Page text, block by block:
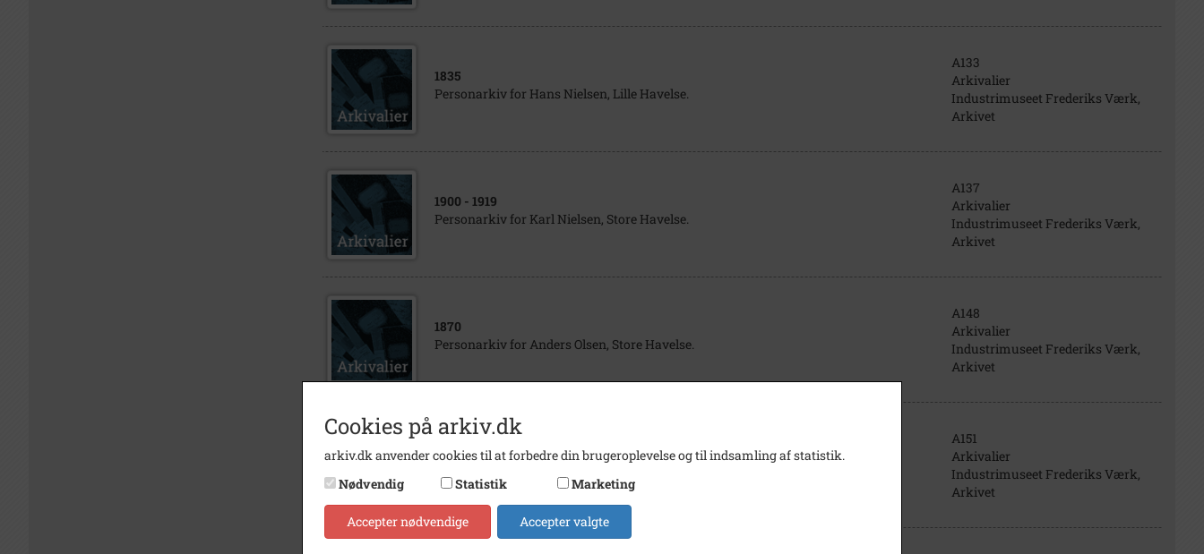
1835
Personarkiv for Hans Nielsen, Lille Havelse.
A133
Arkivalier
Industrimuseet Frederiks Værk,
Arkivet
1900 - 1919
Personarkiv for Karl Nielsen, Store Havelse.
A137
Arkivalier
Industrimuseet Frederiks Værk,
Arkivet
1870
Personarkiv for Anders Olsen, Store Havelse.
A148
Arkivalier
Industrimuseet Frederiks Værk,
Arkivet
1856- 1866
A151
Arkivalier
Industrimuseet Frederiks Værk,
Arkivet
Cookies på arkiv.dk
arkiv.dk anvender cookies til at forbedre din brugeroplevelse og til indsamling af statistik.
Nødvendig
Statistik Marketing
Accepter nødvendige Accepter valgte